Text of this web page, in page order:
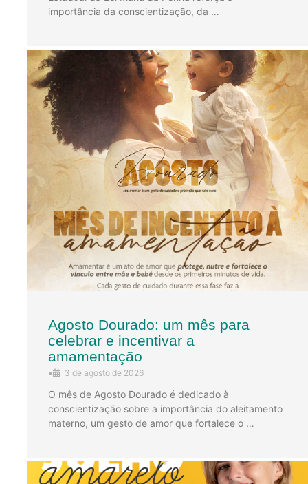
importância da conscientização, da …
Agosto Dourado: um mês para
celebrar e incentivar a
amamentação
• 3 de agosto de 2026
O mês de Agosto Dourado é dedicado à
conscientização sobre a importância do aleitamento
materno, um gesto de amor que fortalece o …